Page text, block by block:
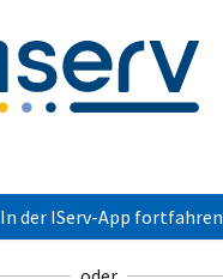
In der IServ-App fortfahren